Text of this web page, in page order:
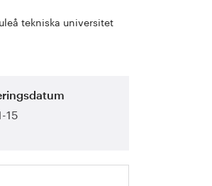
tekniska universitet
15